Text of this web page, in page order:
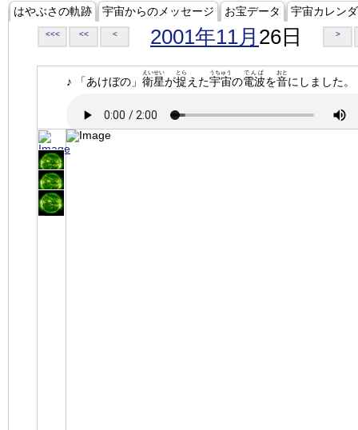
はやぶさの軌跡 宇宙からのメッセージ お宝データ 宇宙カレン
<<< << < 2001年11月 26日 >
♪ 「あけぼの」 衛星
えいせい
が捉
とら
えた宇宙
うちゅう
の電波
でんぱ
を音
おと
にしました。